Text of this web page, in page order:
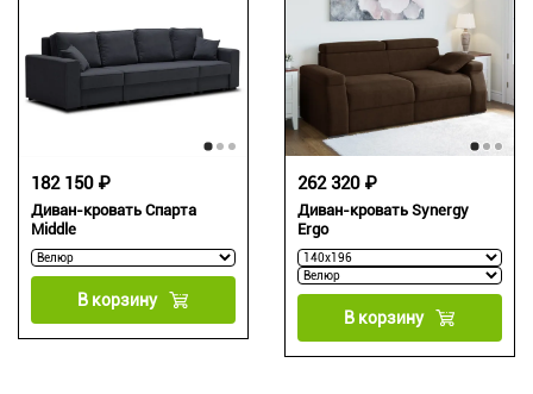
Диван-кровать Спарта
Middle
182 150 ₽
В корзину
Диван-кровать Synergy
Ergo
262 320 ₽
В корзину